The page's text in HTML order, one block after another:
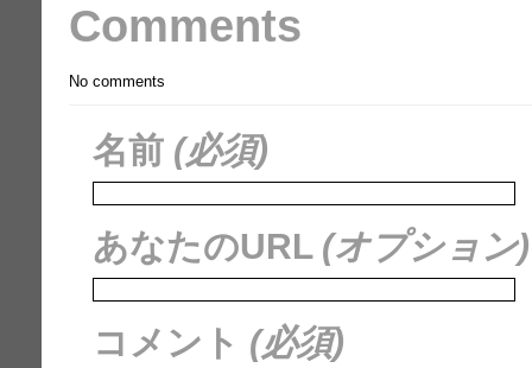
Comments
No comments
名前 (必須)
あなたのURL (オプション)
コメント (必須)